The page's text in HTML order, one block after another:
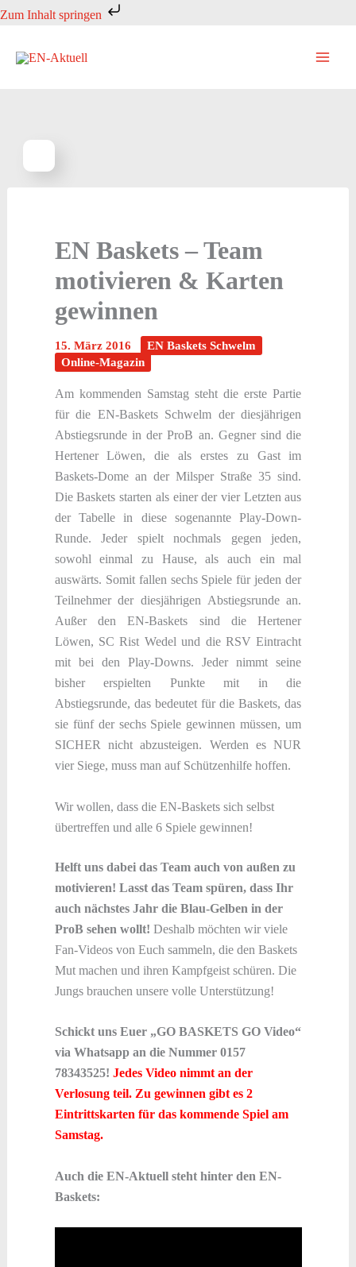
Zum Inhalt springen
Zum
springen
EN Baskets – Team
motivieren & Karten
gewinnen
15. März 2016
EN Baskets Schwelm
Online-Magazin
Am kommenden Samstag steht die erste Partie
für die EN-Baskets Schwelm der diesjährigen
Abstiegsrunde in der ProB an. Gegner sind die
Hertener Löwen, die als erstes zu Gast im
Baskets-Dome an der Milsper Straße 35 sind.
Die Baskets starten als einer der vier Letzten aus
der Tabelle in diese sogenannte Play-Down-
Runde. Jeder spielt nochmals gegen jeden,
sowohl einmal zu Hause, als auch ein mal
auswärts. Somit fallen sechs Spiele für jeden der
Teilnehmer der diesjährigen Abstiegsrunde an.
Außer den EN-Baskets sind die Hertener
Löwen, SC Rist Wedel und die RSV Eintracht
mit bei den Play-Downs. Jeder nimmt seine
bisher erspielten Punkte mit in die
Abstiegsrunde, das bedeutet für die Baskets, das
sie fünf der sechs Spiele gewinnen müssen, um
SICHER nicht abzusteigen. Werden es NUR
vier Siege, muss man auf Schützenhilfe hoffen.
Wir wollen, dass die EN-Baskets sich selbst
übertreffen und alle 6 Spiele gewinnen!
Helft uns dabei das Team auch von außen zu
motivieren! Lasst das Team spüren, dass Ihr
auch nächstes Jahr die Blau-Gelben in der
ProB sehen wollt! Deshalb möchten wir viele
Fan-Videos von Euch sammeln, die den Baskets
Mut machen und ihren Kampfgeist schüren. Die
Jungs brauchen unsere volle Unterstützung!
Schickt uns Euer „GO BASKETS GO Video“
via Whatsapp an die Nummer 0157
78343525! Jedes Video nimmt an der
Verlosung teil. Zu gewinnen gibt es 2
Eintrittskarten für das kommende Spiel am
Samstag.
Auch die EN-Aktuell steht hinter den EN-
Baskets: